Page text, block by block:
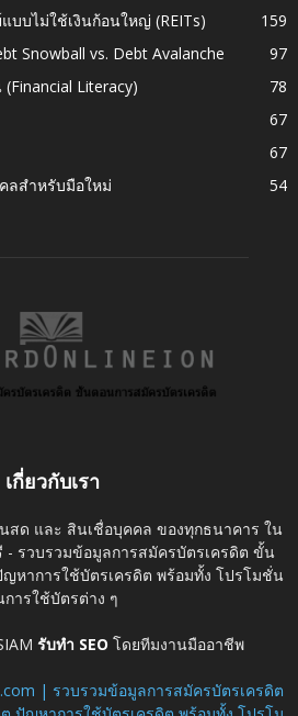
บบไม่ใช้เงินก้อนใหญ่ (REITs)
159
Snowball vs. Debt Avalanche
97
Literacy)
78
67
67
ลสำหรับมือใหม่
54
เกี่ยวกับเรา
สด และ สินเชื่อบุคคล ของทุกธนาคาร ใน
- รวบรวมข้อมูลการสมัครบัตรเครดิต ขั้น
หาการใช้บัตรเครดิต พร้อมทั้ง โปรโมชั่น
การใช้บัตรต่าง ๆ
รับทำ SEO โดยทีมงานมืออาชีพ
| รวบรวมข้อมูลการสมัครบัตรเครดิต